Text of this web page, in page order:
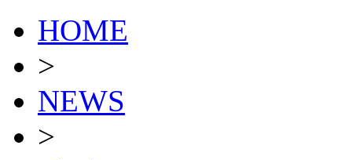
HOME
>
NEWS
>